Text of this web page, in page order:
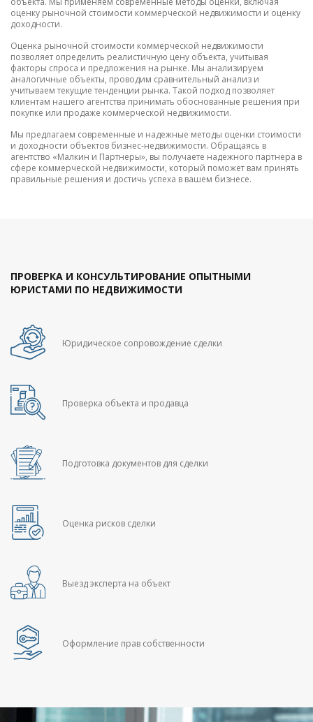
оценку рыночной стоимости коммерческой недвижимости и оценку
доходности.
Оценка рыночной стоимости коммерческой недвижимости
позволяет определить реалистичную цену объекта, учитывая
факторы спроса и предложения на рынке. Мы анализируем
аналогичные объекты, проводим сравнительный анализ и
учитываем текущие тенденции рынка. Такой подход позволяет
клиентам нашего агентства принимать обоснованные решения при
покупке или продаже коммерческой недвижимости.
Мы предлагаем современные и надежные методы оценки стоимости
и доходности объектов бизнес-недвижимости. Обращаясь в
агентство «Малкин и Партнеры», вы получаете надежного партнера в
сфере коммерческой недвижимости, который поможет вам принять
правильные решения и достичь успеха в вашем бизнесе.
ПРОВЕРКА И КОНСУЛЬТИРОВАНИЕ ОПЫТНЫМИ
ЮРИСТАМИ ПО НЕДВИЖИМОСТИ
Юридическое сопровождение сделки
Проверка объекта и продавца
Подготовка документов для сделки
Оценка рисков сделки
Выезд эксперта на объект
Оформление прав собственности